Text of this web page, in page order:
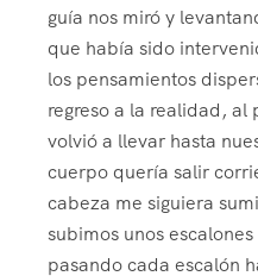
guía nos miró y
que había sido
los pensamientos
regreso a la realidad,
volvió a llevar hasta
cuerpo quería salir
cabeza me siguiera
subimos unos
pasando cada escalón